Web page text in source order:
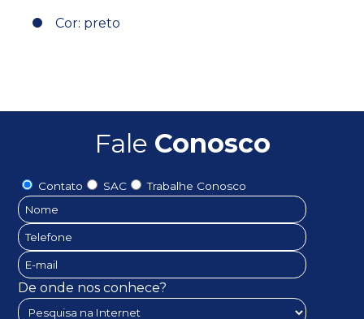
Cor: preto
Fale Conosco
Contato SAC Trabalhe Conosco
De onde nos conhece?